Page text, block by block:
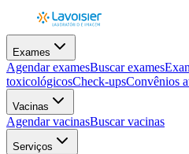
Exames
Agendar examesBuscar exames
toxicológicosCheck-upsConvênios
Vacinas
Agendar vacinasBuscar vacinas
Serviços